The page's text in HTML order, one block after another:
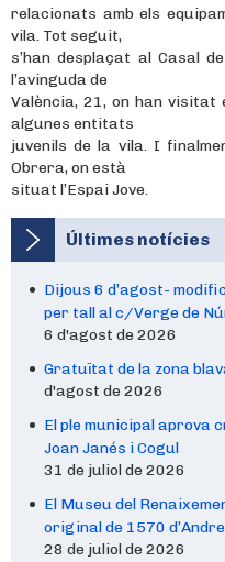
relacionats amb els
vila. Tot seguit,
s’han desplaçat al Casal
l’avinguda de
València, 21, on han
algunes entitats
juvenils de la vila. I
Obrera, on està
situat l’Espai Jove.
Últimes notícies
Dijous 6 d’agost-
per tall al c/Verge de
6 d'agost de 2026
Gratuïtat de la zona
d'agost de 2026
El ple municipal aprova
Joan Janés i Cogul
31 de juliol de 2026
El Museu del
original de 1570
28 de juliol de 2026